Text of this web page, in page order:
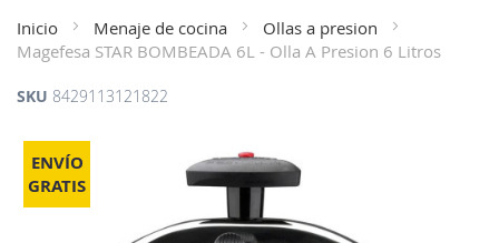
Inicio Menaje de cocina
Ollas a presion
Magefesa STAR BOMBEADA 6L - Olla A Presion 6 Litros
ENVÍO
GRATIS
SKU 8429113121822
Saltar
final
de